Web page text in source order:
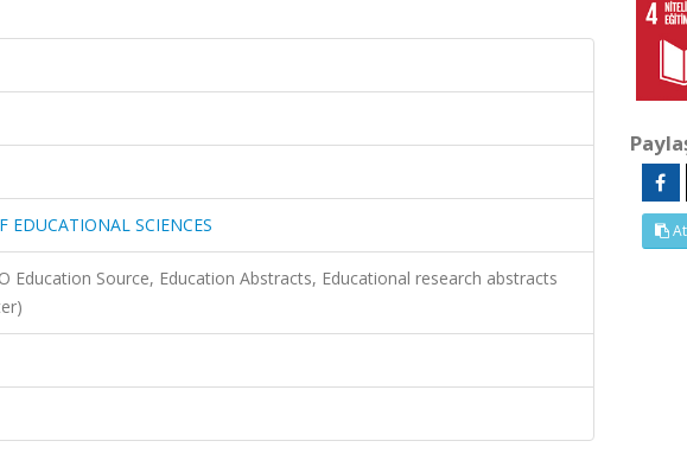
EDUCATIONAL SCIENCES
Education Source, Education Abstracts, Educational research abstracts